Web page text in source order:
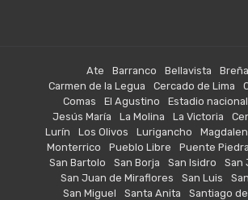
Ate Barranco Bellavista Breña
Carmen de la Legua
Cercado de Lima
Comas
El Agustino Estadio nacional
Jesús María
La Molina La Victoria
Lurín
Los Olivos Lurigancho
Monterrico
Pueblo Libre Puente Piedra
San Bartolo
San Borja San Isidro
San
San Juan de Miraflores
San Luis
San Miguel
Santa Anita Santiago